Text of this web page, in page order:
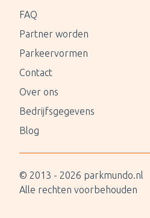
FAQ
Partner worden
Parkeervormen
Contact
Over ons
Bedrijfsgegevens
Blog
© 2013 - 2026 parkmundo.nl
Alle rechten voorbehouden